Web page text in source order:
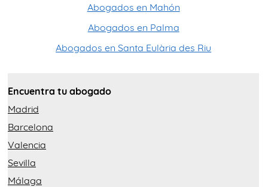
Abogados en Mahón
Abogados en Palma
Abogados en Santa Eulària des Riu
Encuentra tu abogado
Madrid
Barcelona
Valencia
Sevilla
Málaga